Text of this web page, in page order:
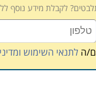
אותו באופן
זה להעשיר את
עובדים
ערב בתכנית
לקבלת מידע נוסף
הלתנאי השימוש